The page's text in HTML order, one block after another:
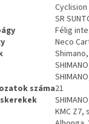
SR
Félig
Neco
száma21
KMC Z7,